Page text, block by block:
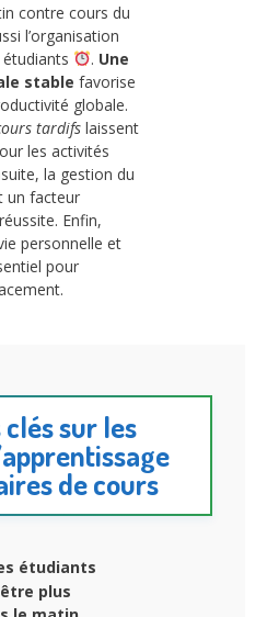
contre cours du
l’organisation
. Une
stable favorise
globale.
tardifs laissent
les activités
la gestion du
un facteur
Enfin,
personnelle et
pour
sur les
de cours
étudiants
plus